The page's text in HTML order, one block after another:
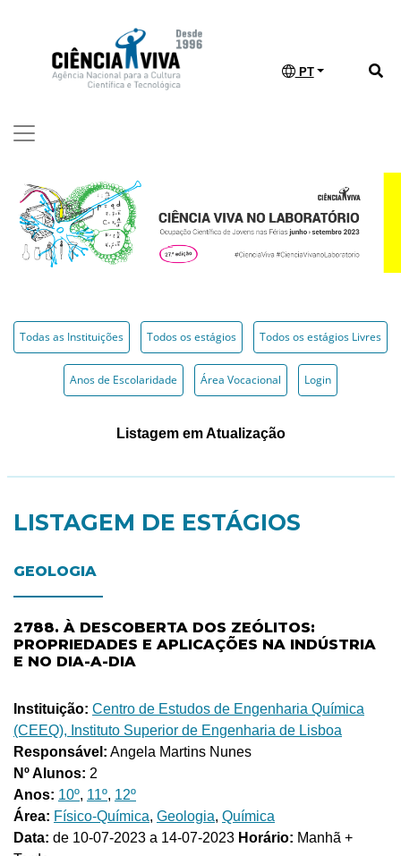
PT
Todas as Instituições Todos os estágios Todos os estágios Livres
Anos de Escolaridade Área Vocacional Login
Listagem em Atualização
LISTAGEM DE ESTÁGIOS
GEOLOGIA
2788. À DESCOBERTA DOS ZEÓLITOS:
PROPRIEDADES E APLICAÇÕES NA INDÚSTRIA
E NO DIA-A-DIA
Instituição: Centro de Estudos de Engenharia Química
(CEEQ), Instituto Superior de Engenharia de Lisboa
Responsável: Angela Martins Nunes
Nº Alunos: 2
Anos: 10º, 11º, 12º
Área: Físico-Química, Geologia, Química
Data: de 10-07-2023 a 14-07-2023 Horário: Manhã +